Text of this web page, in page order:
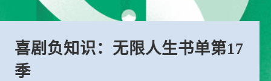
喜剧负知识：无限人生书单第17
季